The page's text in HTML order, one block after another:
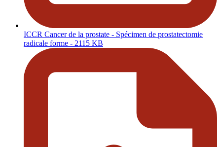
ICCR Cancer de la prostate - Spécimen de prostatectomie
radicale forme - 2115 KB